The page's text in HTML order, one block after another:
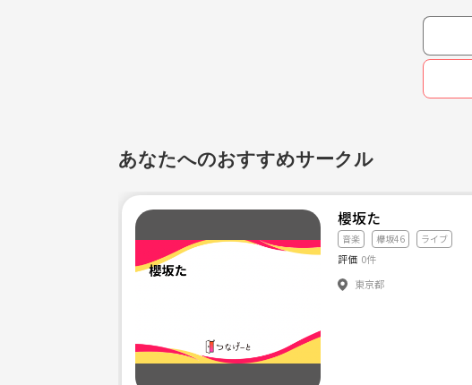
あなたへのおすすめサークル
櫻坂た
音楽 欅坂46 ライブ
評価 0件
東京都